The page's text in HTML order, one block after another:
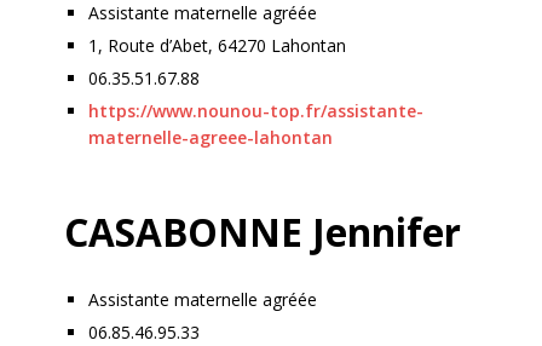
Assistante maternelle agréée
1, Route d’Abet, 64270 Lahontan
06.35.51.67.88
https://www.nounou-top.fr/assistante-
maternelle-agreee-lahontan
CASABONNE Jennifer
Assistante maternelle agréée
06.85.46.95.33